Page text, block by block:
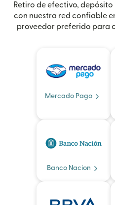
Retiro de efectivo,
con nuestra red confiable
proveedor preferido para
Mercado Pago
Banco Nacion